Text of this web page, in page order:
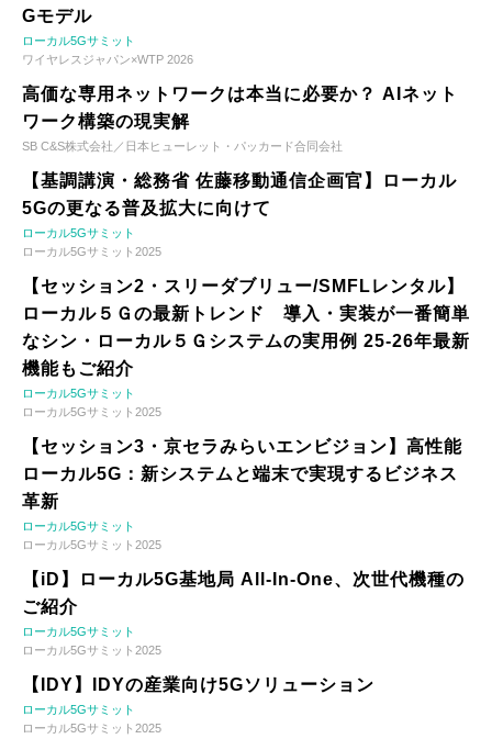
Gモデル
ローカル5Gサミット
ワイヤレスジャパン×WTP 2026
高価な専用ネットワークは本当に必要か？ AIネット
ワーク構築の現実解
SB C&S株式会社／日本ヒューレット・パッカード合同会社
【基調講演・総務省 佐藤移動通信企画官】ローカル
5Gの更なる普及拡大に向けて
ローカル5Gサミット
ローカル5Gサミット2025
【セッション2・スリーダブリュー/SMFLレンタル】
ローカル５Ｇの最新トレンド 導入・実装が一番簡単
なシン・ローカル５Ｇシステムの実用例 25-26年最新
機能もご紹介
ローカル5Gサミット
ローカル5Gサミット2025
【セッション3・京セラみらいエンビジョン】高性能
ローカル5G：新システムと端末で実現するビジネス
革新
ローカル5Gサミット
ローカル5Gサミット2025
【iD】ローカル5G基地局 All-In-One、次世代機種の
ご紹介
ローカル5Gサミット
ローカル5Gサミット2025
【IDY】IDYの産業向け5Gソリューション
ローカル5Gサミット
ローカル5Gサミット2025